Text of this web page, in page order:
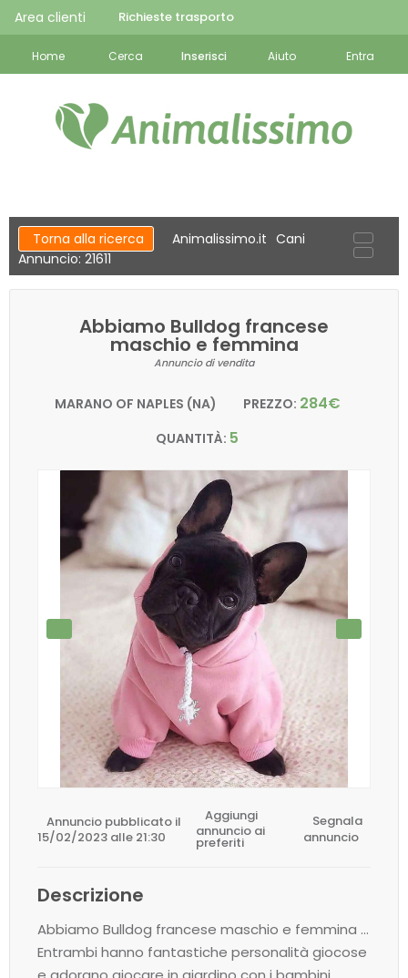
Area clienti Richieste trasporto
Home Cerca Inserisci Aiuto Entra
Torna alla ricerca Animalissimo.it Cani
Annuncio: 21611
Abbiamo Bulldog francese
maschio e femmina
Annuncio di vendita
MARANO OF NAPLES (NA) PREZZO: 284€
QUANTITÀ: 5
Annuncio pubblicato il
15/02/2023 alle 21:30
Aggiungi
annuncio ai
preferiti
Segnala
annuncio
Descrizione
Abbiamo Bulldog francese maschio e femmina …
Entrambi hanno fantastiche personalità giocose